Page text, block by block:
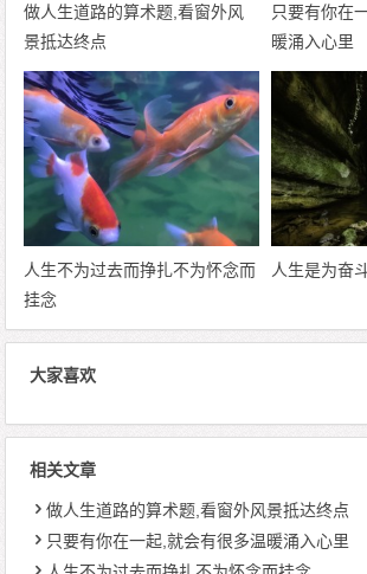
做人生道路的算术题,看窗外风
景抵达终点
只要有你在
暖涌入心里
人生不为过去而挣扎不为怀念而
挂念
人生是为奋
大家喜欢
相关文章
做人生道路的算术题,看窗外风景抵达终点
只要有你在一起,就会有很多温暖涌入心里